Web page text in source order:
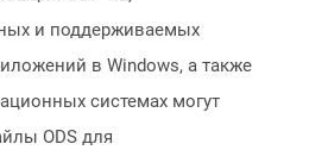
и поддерживаемых
в Windows, а также
системах могут
ODS для